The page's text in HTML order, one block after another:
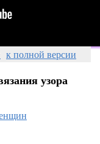
к полной версии
узора